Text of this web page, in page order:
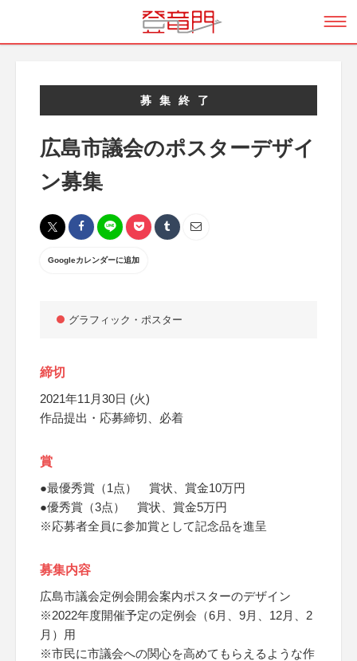
募集終了
広島市議会のポスターデザイ
ン募集
Googleカレンダーに追加
グラフィック・ポスター
締切
2021年11月30日 (火)
作品提出・応募締切、必着
賞
●最優秀賞（1点） 賞状、賞金10万円
●優秀賞（3点） 賞状、賞金5万円
※応募者全員に参加賞として記念品を進呈
募集内容
広島市議会定例会開会案内ポスターのデザイン
※2022年度開催予定の定例会（6月、9月、12月、2
月）用
※市民に市議会への関心を高めてもらえるような作